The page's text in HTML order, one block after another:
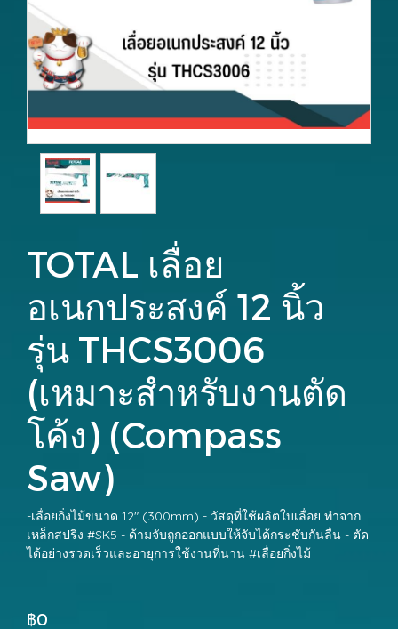
TOTAL เลื่อย
อเนกประสงค์ 12 นิ้ว
รุ่น THCS3006
(เหมาะสำหรับงานตัด
โค้ง) (Compass
Saw)
-เลื่อยกิ่งไม้ขนาด 12" (300mm) - วัสดุที่ใช้ผลิตใบเลื่อย ทำจาก
เหล็กสปริง #SK5 - ด้ามจับถูกออกแบบให้จับได้กระชับกันลื่น - ตัด
ได้อย่างรวดเร็วและอายุการใช้งานที่นาน #เลื่อยกิ่งไม้
฿0